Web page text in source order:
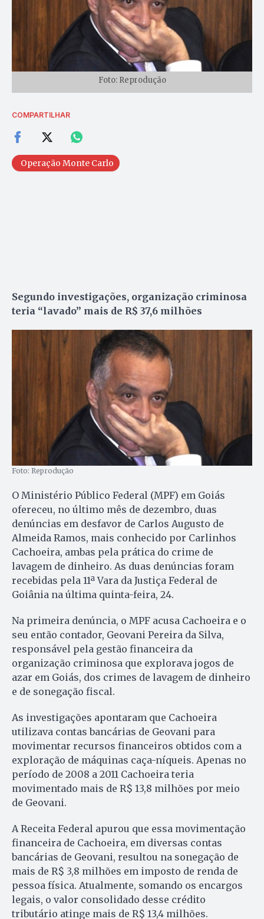
Foto: Reprodução
COMPARTILHAR
Operação Monte Carlo
Segundo investigações, organização criminosa
teria “lavado” mais de R$ 37,6 milhões
Foto: Reprodução
O Ministério Público Federal (MPF) em Goiás
ofereceu, no último mês de dezembro, duas
denúncias em desfavor de Carlos Augusto de
Almeida Ramos, mais conhecido por Carlinhos
Cachoeira, ambas pela prática do crime de
lavagem de dinheiro. As duas denúncias foram
recebidas pela 11ª Vara da Justiça Federal de
Goiânia na última quinta-feira, 24.
Na primeira denúncia, o MPF acusa Cachoeira e o
seu então contador, Geovani Pereira da Silva,
responsável pela gestão financeira da
organização criminosa que explorava jogos de
azar em Goiás, dos crimes de lavagem de dinheiro
e de sonegação fiscal.
As investigações apontaram que Cachoeira
utilizava contas bancárias de Geovani para
movimentar recursos financeiros obtidos com a
exploração de máquinas caça-níqueis. Apenas no
período de 2008 a 2011 Cachoeira teria
movimentado mais de R$ 13,8 milhões por meio
de Geovani.
A Receita Federal apurou que essa movimentação
financeira de Cachoeira, em diversas contas
bancárias de Geovani, resultou na sonegação de
mais de R$ 3,8 milhões em imposto de renda de
pessoa física. Atualmente, somando os encargos
legais, o valor consolidado desse crédito
tributário atinge mais de R$ 13,4 milhões.